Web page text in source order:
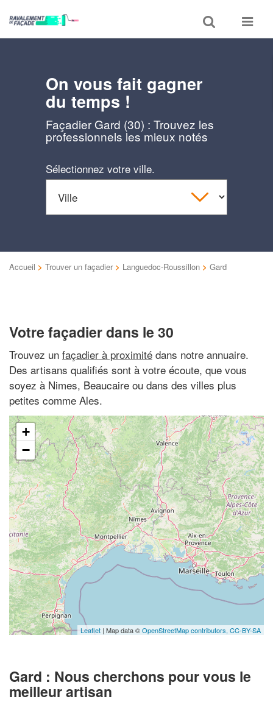
Toggle
search
Toggle
On vous fait gagner
du temps !
Façadier Gard (30) : Trouvez les
professionnels les mieux notés
Sélectionnez votre ville.
Accueil > Trouver un façadier > Languedoc-Roussillon > Gard
Votre façadier dans le 30
Trouvez un façadier à proximité dans notre annuaire.
Des artisans qualifiés sont à votre écoute, que vous
soyez à Nimes, Beaucaire ou dans des villes plus
petites comme Ales.
+
−
Leaflet | Map data ©OpenStreetMap contributors, CC-BY-SA
Gard : Nous cherchons pour vous le
meilleur artisan